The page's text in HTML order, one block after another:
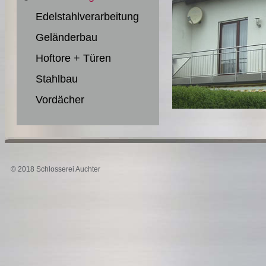
Edelstahlverarbeitung
Geländerbau
Hoftore + Türen
Stahlbau
Vordächer
© 2018 Schlosserei Auchter